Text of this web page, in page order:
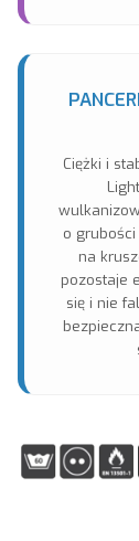
Ciężki i
o
na
pozostaje
się i nie